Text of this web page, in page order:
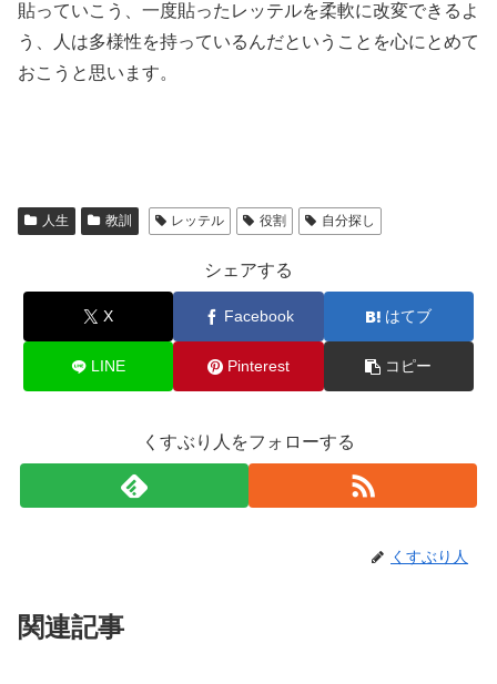
貼っていこう、一度貼ったレッテルを柔軟に改変できるよ
う、人は多様性を持っているんだということを心にとめて
おこうと思います。
人生 教訓 レッテル 役割 自分探し
シェアする
X Facebook はてブ
LINE Pinterest コピー
くすぶり人をフォローする
くすぶり人
関連記事